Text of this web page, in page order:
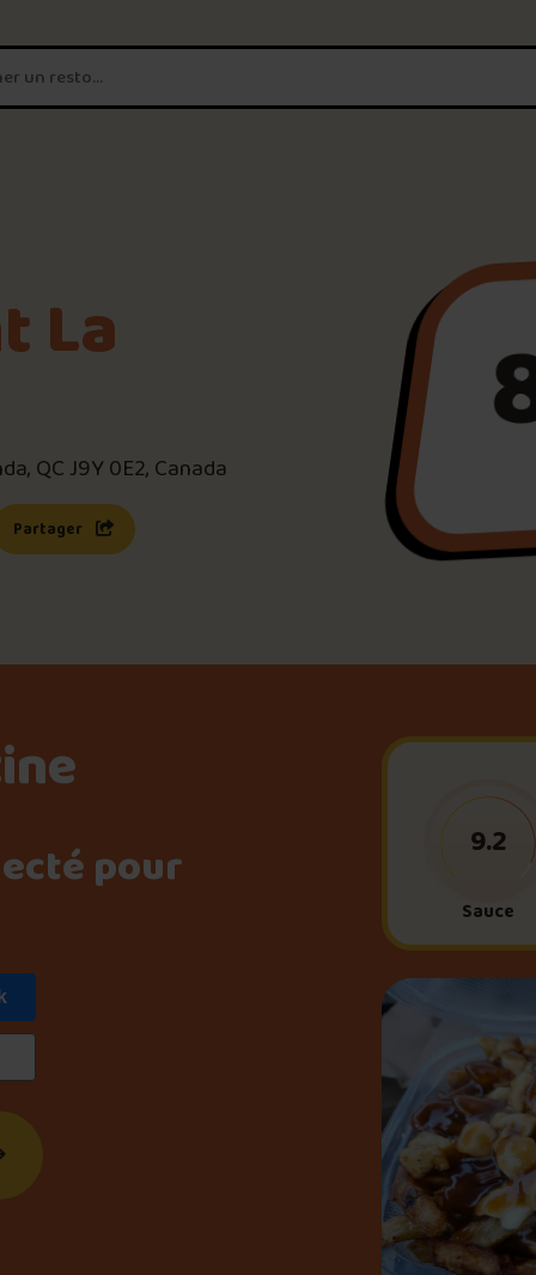
T'es un vrai
Connecte-toipour POUTZ ta
Trouve une POUTZ sur
Palmarès des
Le palmarès d’Olivier
Foire aux questions
Me connecter
La
QC J9Y 0E2, Canada
nouvelle fenêtre)
s’ouvrira dans une nouvelle fenêtre)
Partager
pour
Sauce
9.2